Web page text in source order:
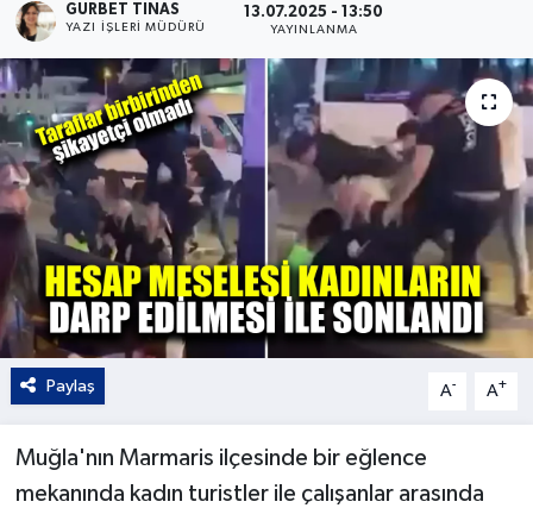
GURBET TINAS
YAZI İŞLERI MÜDÜRÜ
13.07.2025 - 13:50
YAYINLANMA
Paylaş A- A+
Muğla'nın Marmaris ilçesinde bir eğlence
mekanında kadın turistler ile çalışanlar arasında
Sağlık
Teknoloji
Kültür - Sanat
Yaşam
Son Dakika Haberleri
Haber Arşivi